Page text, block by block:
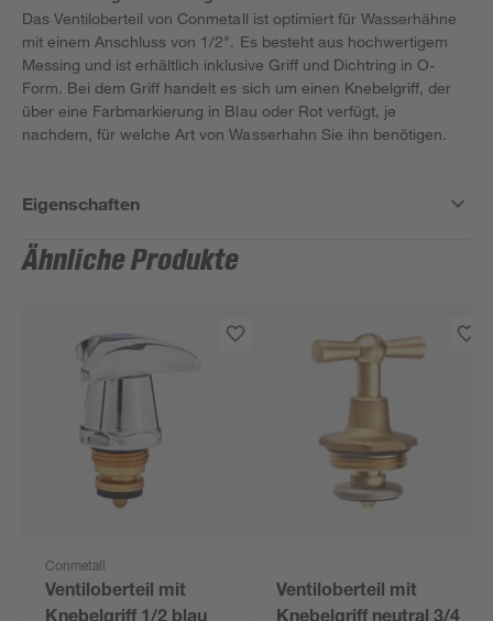
Das Ventiloberteil von Conmetall ist optimiert für Wasserhähne
mit einem Anschluss von 1/2". Es besteht aus hochwertigem
Messing und ist erhältlich inklusive Griff und Dichtring in O-
Form. Bei dem Griff handelt es sich um einen Knebelgriff, der
über eine Farbmarkierung in Blau oder Rot verfügt, je
nachdem, für welche Art von Wasserhahn Sie ihn benötigen.
Eigenschaften
Ähnliche Produkte
Conmetall
Ventiloberteil mit
Ventiloberteil mit